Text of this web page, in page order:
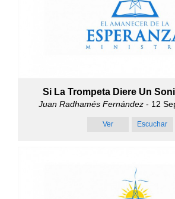
Si La Trompeta Diere Un
Juan Radhamés Fernández- 12
Ver Escuchar